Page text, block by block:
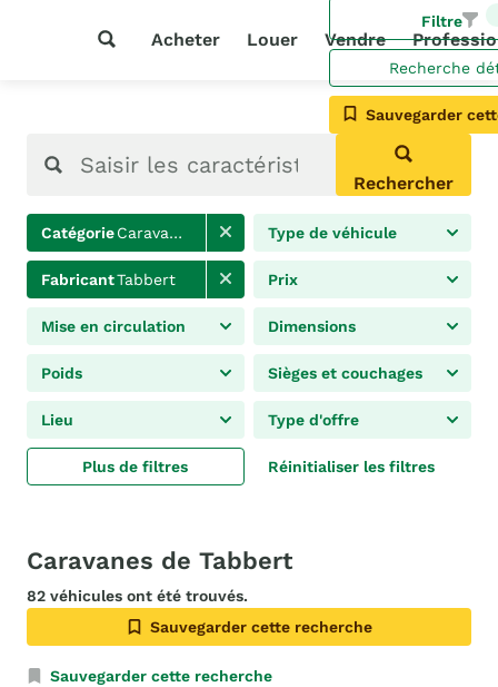
Acheter Louer Vendre
Filtre
Recherche
Sauvegarder
Rechercher
CatégorieCaravanes Type de véhicule
FabricantTabbert Prix
Mise en circulation Dimensions
Poids Sièges et couchages
Lieu Type d'offre
Plus de filtres Réinitialiser les filtres
Caravanes de Tabbert
82 véhicules ont été trouvés.
Sauvegarder cette recherche
Sauvegarder cette recherche